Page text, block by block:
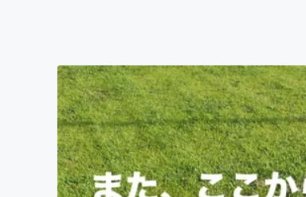
アート・写真
テクノロジー・ガジェット
映像・映画